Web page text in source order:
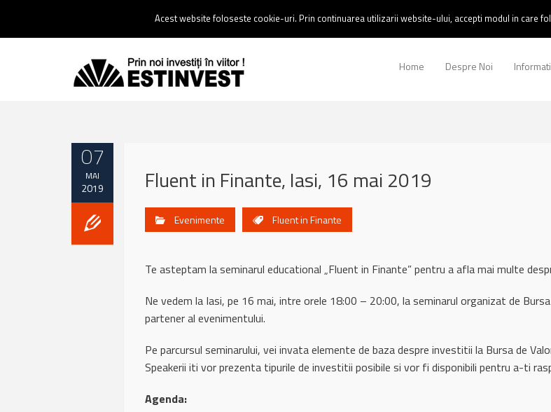
0237 238 900 |Email :contact@estinvest.ro
Home Despre Noi
07
MAI
2019 Fluent in Finante, Iasi, 16 mai 2019
Evenimente Fluent in Finante
Te asteptam la seminarul educational „Fluent in Finante” pentru a afla mai multe
Ne vedem la Iasi, pe 16 mai, intre orele 18:00 – 20:00, la seminarul organizat de
partener al evenimentului.
Pe parcursul seminarului, vei invata elemente de baza despre investitii la Bursa de
Speakerii iti vor prezenta tipurile de investitii posibile si vor fi disponibili pentru a-ti
Agenda:
Acest website foloseste cookie-uri. Prin continuarea utilizarii website-ului, accepti modul in care